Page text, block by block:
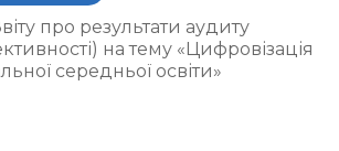
про результати аудиту
на тему «Цифровізація
середньої освіти»